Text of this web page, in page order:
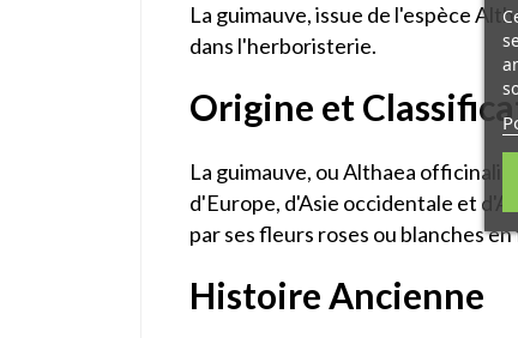
La guimauve, issue de l'espèce
dans l'herboristerie.
Origine et
La guimauve, ou Althaea
d'Europe, d'Asie occidentale et
par ses fleurs roses ou blanches
Histoire Ancienne